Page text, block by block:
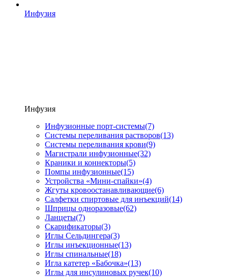
Инфузия
Инфузия
Инфузионные порт-системы(7)
Системы переливания растворов(13)
Системы переливания крови(9)
Магистрали инфузионные(32)
Краники и коннекторы(5)
Помпы инфузионные(15)
Устройства «Мини-спайки»(4)
Жгуты кровоостанавливающие(6)
Салфетки спиртовые для инъекций(14)
Шприцы одноразовые(62)
Ланцеты(7)
Скарификаторы(3)
Иглы Сельдингера(3)
Иглы инъекционные(13)
Иглы спинальные(18)
Игла катетер «Бабочка»(13)
Иглы для инсулиновых ручек(10)